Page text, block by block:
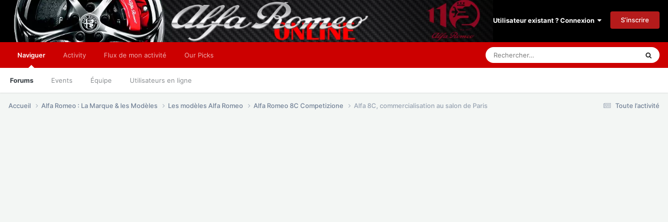
Utilisateur existant ? Connexion S’inscrire
Naviguer
Forums Events Équipe Utilisateurs en ligne
Activity Flux de mon activité Our Picks
Toute l’activité
Accueil Alfa Romeo : La Marque & les Modèles Les modèles Alfa Romeo Alfa Romeo 8C Competizione Alfa 8C, commercialisation au salon de Paris